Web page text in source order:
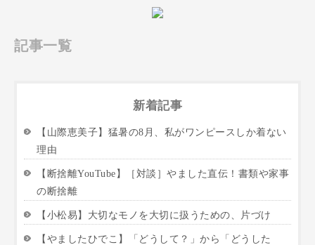
記事一覧
新着記事
【山際恵美子】猛暑の8月、私がワンピースしか着ない
理由
【断捨離YouTube】［対談］やました直伝！書類や家事
の断捨離
【小松易】大切なモノを大切に扱うための、片づけ
【やましたひでこ】「どうして？」から「どうした